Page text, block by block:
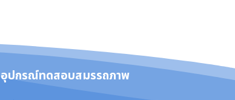
อุปกรณ์ทดสอบสมรรถภาพ